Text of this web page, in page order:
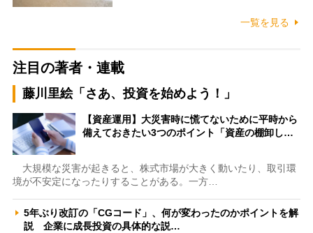
一覧を見る
注目の著者・連載
藤川里絵「さあ、投資を始めよう！」
【資産運用】大災害時に慌てないために平時から
備えておきたい3つのポイント「資産の棚卸し…
大規模な災害が起きると、株式市場が大きく動いたり、取引環
境が不安定になったりすることがある。一方…
5年ぶり改訂の「CGコード」、何が変わったのかポイントを解
説 企業に成長投資の具体的な説…